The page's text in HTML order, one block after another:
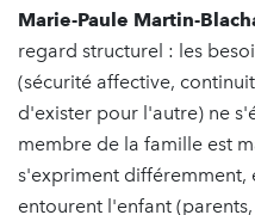
Marie-Paule Martin-
regard structurel : les
(sécurité affective,
d'exister pour l'autre) ne
membre de la famille est
s'expriment différemment,
entourent l'enfant